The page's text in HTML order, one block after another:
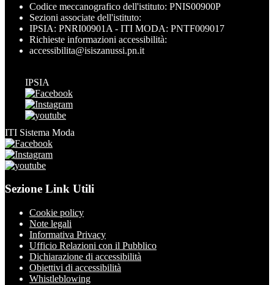
Codice meccanografico dell'istituto: PNIS00900P
Sezioni associate dell'istituto:
IPSIA: PNRI00901A - ITI MODA: PNTF009017
Richieste informazioni accessibilità:
accessibilita@isiszanussi.pn.it
IPSIA
ITI Sistema Moda
Sezione Link Utili
Cookie policy
Note legali
Informativa Privacy
Ufficio Relazioni con il Pubblico
Dichiarazione di accessibilità
Obiettivi di accessibilità
Whistleblowing